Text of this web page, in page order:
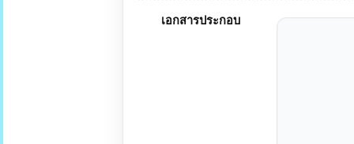
เอกสารประกอบ